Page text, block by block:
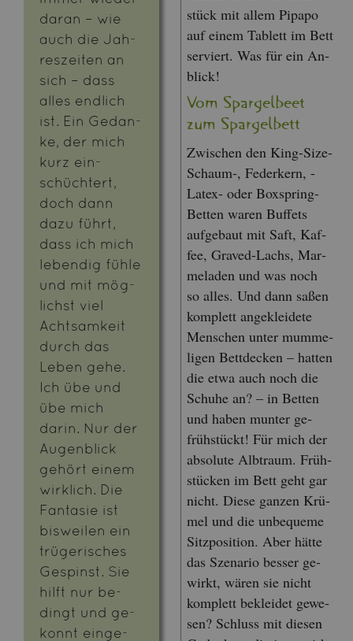
daran – wie
auch die Jah­
res­zei­ten an
sich – dass
alles end­lich
ist. Ein Ge­dan­
ke, der mich
kurz ein­
schüch­tert,
doch dann
dazu führt,
dass ich mich
le­ben­dig fühle
und mit mög­
lichst viel
Acht­sam­keit
durch das
Leben gehe.
Ich übe und
übe mich
darin. Nur der
Au­gen­blick
ge­hört einem
wirk­lich. Die
Fan­ta­sie ist
bis­wei­len ein
trü­ge­ri­sches
Ge­spinst. Sie
hilft nur be­
dingt und ge­
konnt ein­ge­
stück mit allem Pi­pa­po
auf einem Ta­blett im Bett
ser­viert. Was für ein An­
blick!
Vom Spar­gel­beet
zum Spar­gel­bett
Zwi­schen den King-Size-
Schaum-, Fe­der­kern, -
Latex- oder Box­spring-
Bet­ten waren Buf­fets
auf­ge­baut mit Saft, Kaf­
fee, Gra­ved-Lachs, Mar­
me­la­den und was noch
so alles. Und dann saßen
kom­plett an­ge­klei­de­te
Men­schen unter mum­me­
li­gen Bett­de­cken – hat­ten
die etwa auch noch die
Schu­he an? – in Bet­ten
und haben mun­ter ge­
früh­stückt! Für mich der
ab­so­lu­te Alb­traum. Früh­
stü­cken im Bett geht gar
nicht. Diese gan­zen Krü­
mel und die un­be­que­me
Sitz­po­si­ti­on. Aber hätte
das Sze­na­rio bes­ser ge­
wirkt, wären sie nicht
kom­plett be­klei­det ge­we­
sen? Schluss mit die­sen